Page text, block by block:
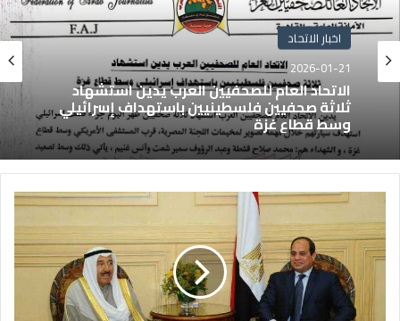
اخبار الاتحاد
2026-01-21
الاتحاد العام للصحفيين العرب يدين استشهاد
ثلاثة صحفيين فلسطينيين باستهداف إسرائيلي
وسط قطاع غزة